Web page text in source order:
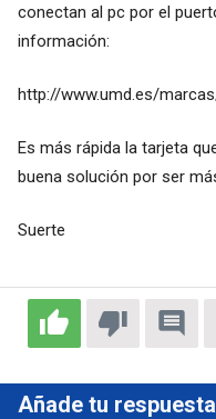
conectan al pc por el
información:
http://www.umd.es/
Es más rápida la tarjeta
buena solución por ser
Suerte
Añade tu respuesta